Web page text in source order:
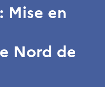
Mise en
Nord de